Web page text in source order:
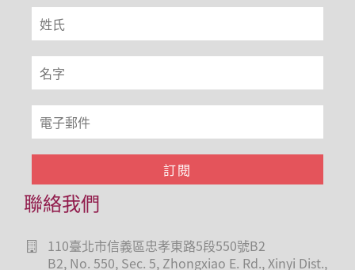
聯絡我們
110臺北市信義區忠孝東路5段550號B2
B2, No. 550, Sec. 5, Zhongxiao E. Rd., Xinyi Dist.,